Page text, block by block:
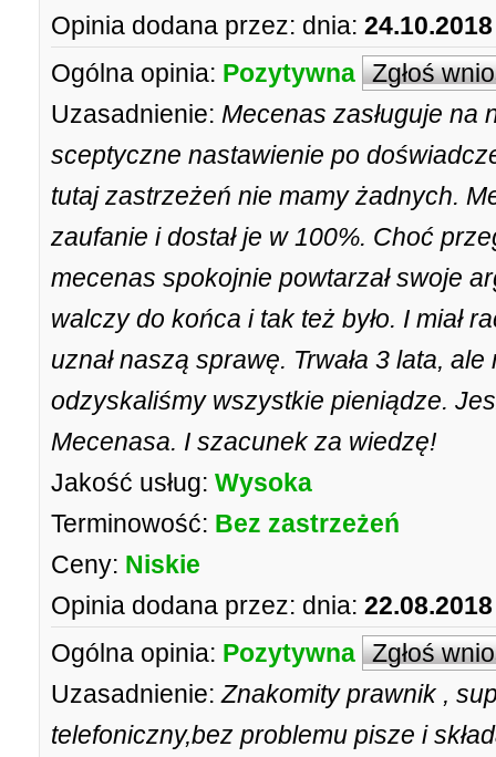
Opinia dodana przez: dnia:
Ogólna opinia: Pozytywna Zgłoś
Uzasadnienie: Mecenas zasługuje na
sceptyczne nastawienie po
tutaj zastrzeżeń nie mamy żadnych.
zaufanie i dostał je w 100%. Choć
mecenas spokojnie powtarzał swoje
walczy do końca i tak też było. I miał
uznał naszą sprawę. Trwała 3 lata,
odzyskaliśmy wszystkie pieniądze.
Mecenasa. I szacunek za wiedzę!
Jakość usług: Wysoka
Terminowość: Bez zastrzeżeń
Ceny: Niskie
Opinia dodana przez: dnia:
Ogólna opinia: Pozytywna Zgłoś
Uzasadnienie: Znakomity prawnik ,
telefoniczny,bez problemu pisze i